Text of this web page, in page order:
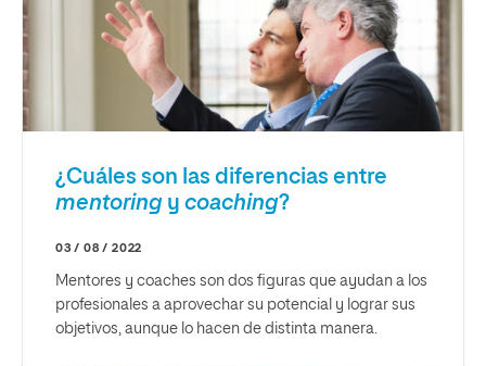
¿Cuáles son las diferencias entre
mentoringy coaching?
03 / 08 / 2022
Mentores y coaches son dos figuras que ayudan a los
profesionales a aprovechar su potencial y lograr sus
objetivos, aunque lo hacen de distinta manera.